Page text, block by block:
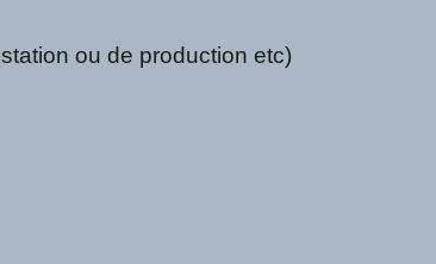
ou de production etc)